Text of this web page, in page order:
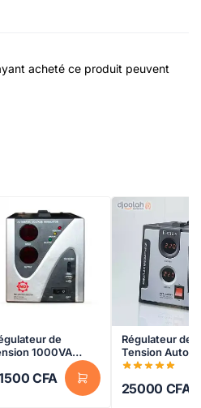
acheté ce produit peuvent
de
1000VA
– N.D.E 9
DAVRC – Noir –
mois garantie
CFA
Régulateur de
Tension
– Emax – 220 –
garantie
25000 CFA